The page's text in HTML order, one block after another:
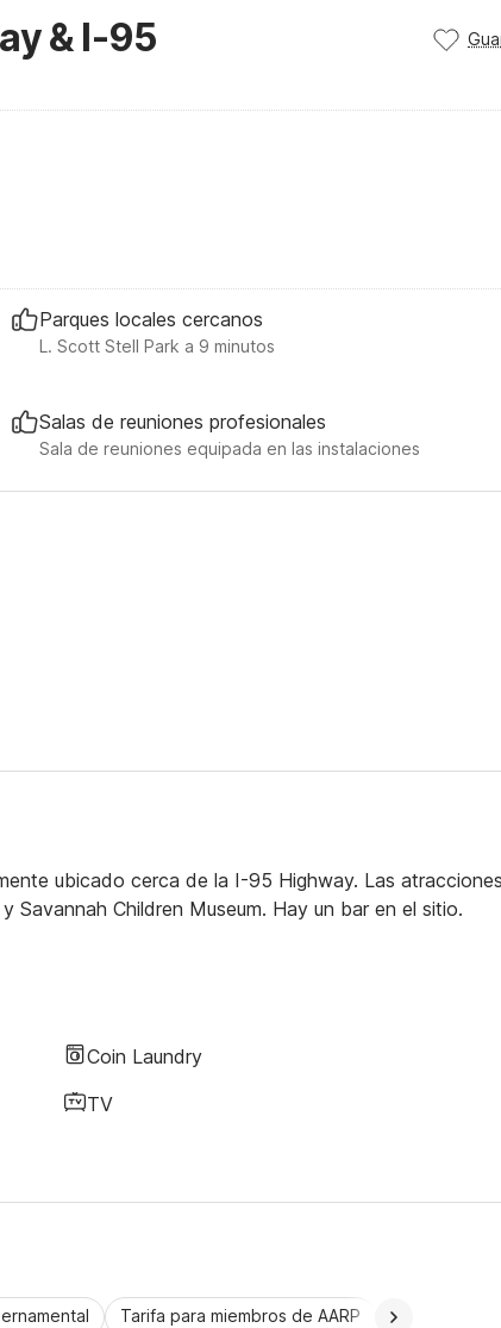
& I-95
Parques locales cercanos
L. Scott Stell Park a 9 minutos
Salas de reuniones profesionales
Sala de reuniones equipada en las instalaciones
ubicado cerca de la I-95 Highway. Las atracciones
Children Museum. Hay un bar en el sitio.
Coin Laundry
TV
Tarifa para miembros de AARP